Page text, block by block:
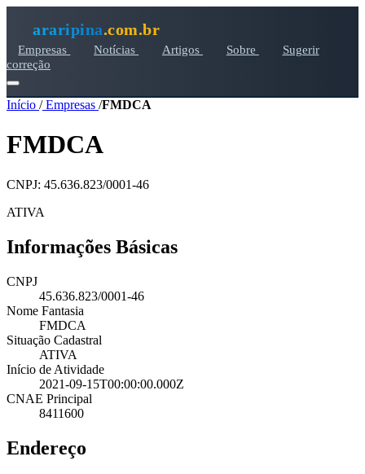
araripina.com.br
Empresas Notícias Artigos Sobre
Sugerir
correção
Início /Empresas /FMDCA
FMDCA
CNPJ: 45.636.823/0001-46
ATIVA
Informações Básicas
CNPJ
45.636.823/0001-46
Nome Fantasia
FMDCA
Situação Cadastral
ATIVA
Início de Atividade
2021-09-15T00:00:00.000Z
CNAE Principal
8411600
Endereço